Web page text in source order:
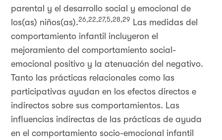
parental y el desarrollo social y emocional de
los(as) niños(as).26,22,27,5,28,29 Las medidas del
comportamiento infantil incluyeron el
mejoramiento del comportamiento social-
emocional positivo y la atenuación del negativo.
Tanto las prácticas relacionales como las
participativas ayudan en los efectos directos e
indirectos sobre sus comportamientos. Las
influencias indirectas de las prácticas de ayuda
en el comportamiento socio-emocional infantil